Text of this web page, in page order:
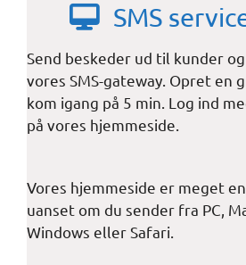
SMS
Send beskeder ud til kunder
vores SMS-gateway. Opret en
kom igang på 5 min. Log ind
på vores hjemmeside.
Vores hjemmeside er meget
uanset om du sender fra PC,
Windows eller Safari.